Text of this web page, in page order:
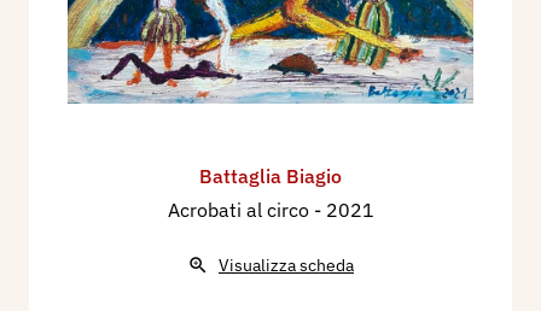
Battaglia Biagio
Acrobati al circo - 2021
Visualizza scheda